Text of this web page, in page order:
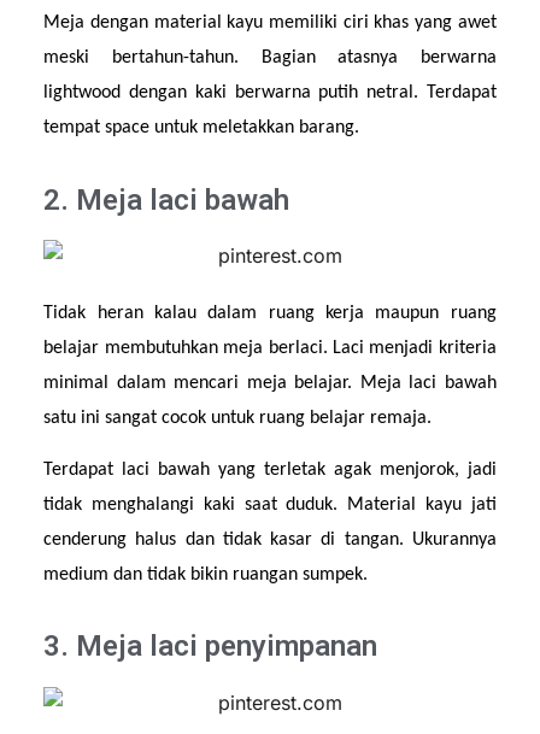
Meja dengan material kayu memiliki ciri khas yang awet
meski bertahun-tahun. Bagian atasnya berwarna
lightwood dengan kaki berwarna putih netral. Terdapat
tempat space untuk meletakkan barang.
2. Meja laci bawah
Tidak heran kalau dalam ruang kerja maupun ruang
belajar membutuhkan meja berlaci. Laci menjadi kriteria
minimal dalam mencari meja belajar. Meja laci bawah
satu ini sangat cocok untuk ruang belajar remaja.
Terdapat laci bawah yang terletak agak menjorok, jadi
tidak menghalangi kaki saat duduk. Material kayu jati
cenderung halus dan tidak kasar di tangan. Ukurannya
medium dan tidak bikin ruangan sumpek.
3. Meja laci penyimpanan